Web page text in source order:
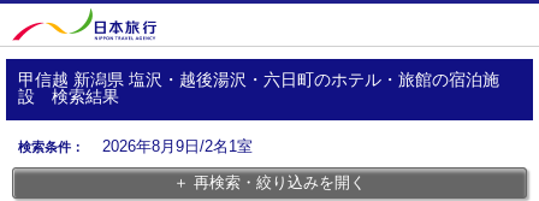
甲信越 新潟県 塩沢・越後湯沢・六日町のホテル・旅館の宿泊施
設 検索結果
検索条件：
2026年8月9日/2名1室
＋ 再検索・絞り込みを開く